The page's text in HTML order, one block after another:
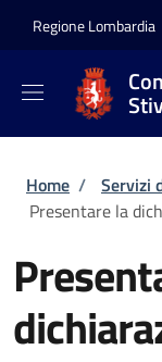
Regione Lombardia
Briciole
Home / Servizi
Presentare la